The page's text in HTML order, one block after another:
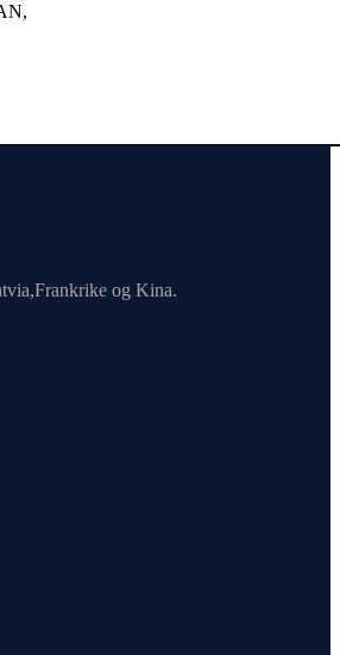
og Kina.